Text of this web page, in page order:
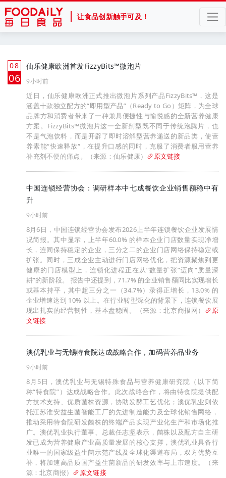
让食品创新触手可及！
08
月
06
仙乐健康欧洲首发FizzyBits™微泡片
9小时前
近日，仙乐健康欧洲正式推出微泡片系列产品FizzyBits™，这是
涵盖十款独立配方的“即用型产品”（Ready to Go）矩阵，为全球
品牌方和消费者带来了一种兼具便捷性与愉悦感的全新营养健康
方案。FizzyBits™微泡片这一全新剂型既不同于传统泡腾片，也
不是气泡饮料，而是开辟了即时溶解型营养递送的新品类，使营
养素能“快速释放“，在提升口感的同时，克服了消费者服用营养
补充剂不便的痛点。（来源：仙乐健康）
原文链接
中国连锁经营协会：调研样本中七成餐饮企业销售额稳中有
升
9小时前
8月6日，中国连锁经营协会发布2026上半年连锁餐饮企业发展情
况简报。其中显示，上半年60.0% 的样本企业门店数量实现净增
长，连同保持稳定的企业，三分之二的企业门店网络保持稳定或
扩张。同时，三成企业主动进行门店网络优化，把资源聚焦到更
健康的门店模型上，连锁化进程正在从“数量扩张”迈向“质量深
耕”的新阶段。 报告中还提到，71.7% 的企业销售额同比实现增长
或基本持平，其中超三分之一（34.7%）录得正增长，13.0% 的
企业增速达到 10% 以上。在行业转型深化的背景下，连锁餐饮展
现出扎实的经营韧性，基本盘稳固。（来源：北京商报网）
原
文链接
澳优乳业与无锡特食院达成战略合作，加码营养品业务
9小时前
8月5日，澳优乳业与无锡特殊食品与营养健康研究院（以下简
称“特食院”）达成战略合作。此次战略合作，将由特食院提供配
方技术支持、优质菌株资源，协助发酵工艺优化；澳优乳业则依
托江苏淮安益生菌智能工厂的先进制造能力及全球化销售网络，
推动采用特食院研发菌株的终端产品实现产业化生产和市场化推
广。澳优乳业执行董事、总裁任志坚表示，菌株以及配方自主研
发已成为营养健康产业高质量发展的核心支撑，澳优乳业具备行
业唯一的国家级益生菌示范产线及全球化渠道布局，双方优势互
补，将加速高品质国产益生菌新品的研发效率与上市速度。（来
源：北京商报）
原文链接